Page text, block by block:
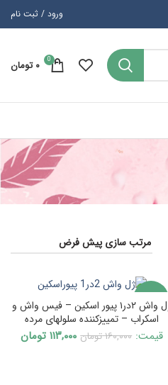
ورود / ثبت نام
0 ۰ تومان
-29%
ناموجود
ژل واش ۲در۱ پیور اسکین – فیس واش و
اسکراب – تمییزکننده سلولهای مرده
قیمت: ۱۶۰,۰۰۰تومان Original
۱۱۳,۰۰۰ تومان